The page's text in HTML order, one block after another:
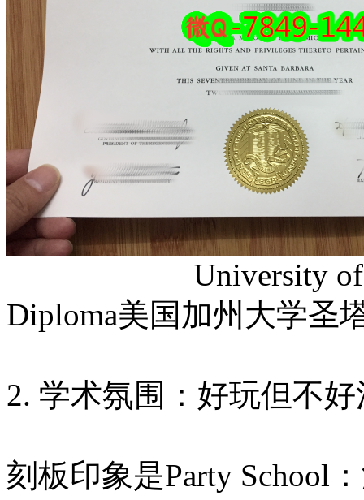
University of
Diploma美国加州大学圣
2. 学术氛围：好玩但不好
刻板印象是Party School